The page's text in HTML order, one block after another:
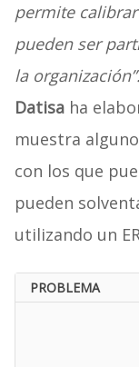
permite
pueden ser
la organización”.
Datisa ha
muestra
con los que
pueden
utilizando un
PROBLEMA